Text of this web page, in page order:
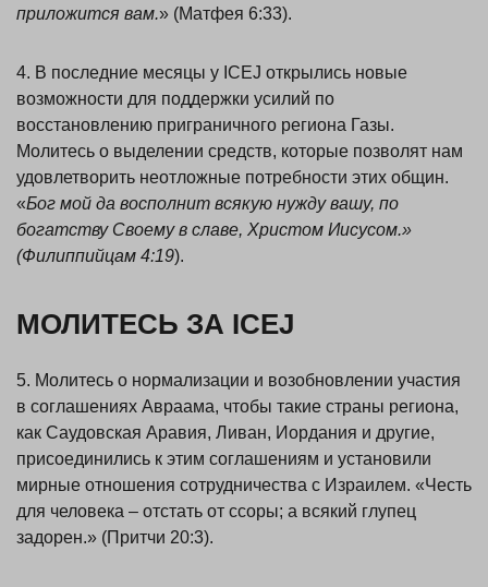
приложится вам.» (Матфея 6:33).
4. В последние месяцы у ICEJ открылись новые
возможности для поддержки усилий по
восстановлению приграничного региона Газы.
Молитесь о выделении средств, которые позволят нам
удовлетворить неотложные потребности этих общин.
«Бог мой да восполнит всякую нужду вашу, по
богатству Своему в славе, Христом Иисусом.»
(Филиппийцам 4:19).
МОЛИТЕСЬ ЗА ICEJ
5. Молитесь о нормализации и возобновлении участия
в соглашениях Авраама, чтобы такие страны региона,
как Саудовская Аравия, Ливан, Иордания и другие,
присоединились к этим соглашениям и установили
мирные отношения сотрудничества с Израилем. «Честь
для человека – отстать от ссоры; а всякий глупец
задорен.» (Притчи 20:3).